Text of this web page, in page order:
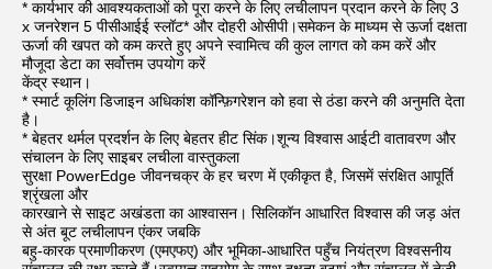
* कार्यभार की आवश्यकताओं को पूरा करने के लिए लचीलापन प्रदान करने के लिए 3
x जनरेशन 5 पीसीआईई स्लॉट* और दोहरी ओसीपी।समेकन के माध्यम से ऊर्जा दक्षता
ऊर्जा की खपत को कम करते हुए अपने स्वामित्व की कुल लागत को कम करें और
मौजूदा डेटा का सर्वोत्तम उपयोग करें
केंद्र स्थान।
* स्मार्ट कूलिंग डिजाइन अधिकांश कॉन्फ़िगरेशन को हवा से ठंडा करने की अनुमति देता
है।
* बेहतर थर्मल प्रदर्शन के लिए बेहतर हीट सिंक।शून्य विश्वास आईटी वातावरण और
संचालन के लिए साइबर लचीला वास्तुकला
सुरक्षा PowerEdge जीवनचक्र के हर चरण में एकीकृत है, जिसमें संरक्षित आपूर्ति
श्रृंखला और
कारखाने से साइट अखंडता का आश्वासन। सिलिकॉन आधारित विश्वास की जड़ अंत
से अंत बूट लचीलापन एंकर जबकि
बहु-कारक प्रमाणीकरण (एमएफए) और भूमिका-आधारित पहुँच नियंत्रण विश्वसनीय